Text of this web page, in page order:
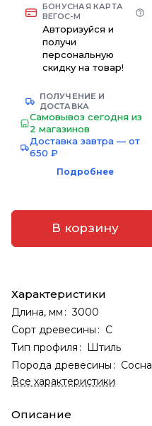
БОНУСНАЯ КАРТА
ВЕГОС-М
Авторизуйся и
получи
персональную
скидку на товар!
ПОЛУЧЕНИЕ И
ДОСТАВКА
Самовывоз сегодня из
2 магазинов
Доставка завтра — от
650 ₽
Подробнее
В корзину
Характеристики
Длина, мм : 3000
Сорт древесины : С
Тип профиля : Штиль
Порода древесины : Сосна
Все характеристики
Описание